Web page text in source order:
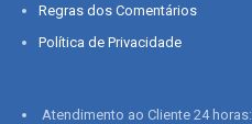
Regras dos Comentários
Política de Privacidade
Atendimento ao Cliente 24 horas: